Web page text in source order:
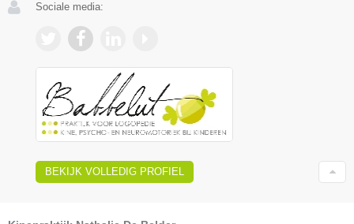
Sociale media:
BEKIJK VOLLEDIG PROFIEL